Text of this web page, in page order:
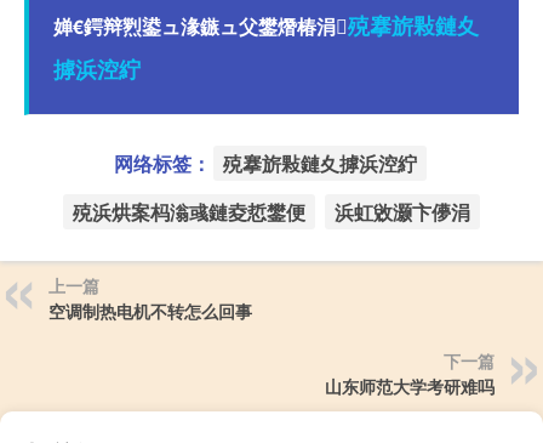
婵€鍔辩煭鍙ュ湪鏃ュ父鐢熸椿涓殑搴旂敤鏈夊
摢浜涳紵
网络标签：
殑搴旂敤鏈夊摢浜涳紵
殑浜烘案杩滃彧鏈夌悊鐢便
浜虹敓灏卞儚涓
上一篇
空调制热电机不转怎么回事
下一篇
山东师范大学考研难吗